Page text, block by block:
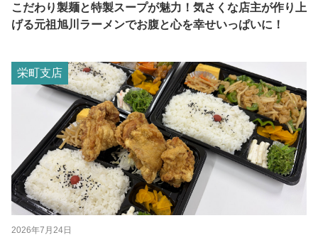
こだわり製麺と特製スープが魅力！気さくな店主が作り上
げる元祖旭川ラーメンでお腹と心を幸せいっぱいに！
栄町支店
2026年7月24日